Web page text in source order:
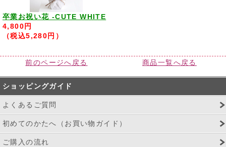
卒業お祝い花 -CUTE WHITE
4,800円
（税込5,280円）
前のページへ戻る 商品一覧へ戻る
ショッピングガイド
よくあるご質問
初めてのかたへ（お買い物ガイド）
ご購入の流れ